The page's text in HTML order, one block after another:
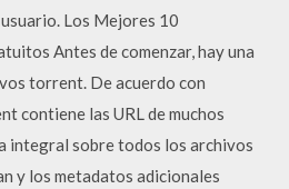
Los Mejores 10
Antes de comenzar, hay una
torrent. De acuerdo con
contiene las URL de muchos
integral sobre todos los archivos
y los metadatos adicionales